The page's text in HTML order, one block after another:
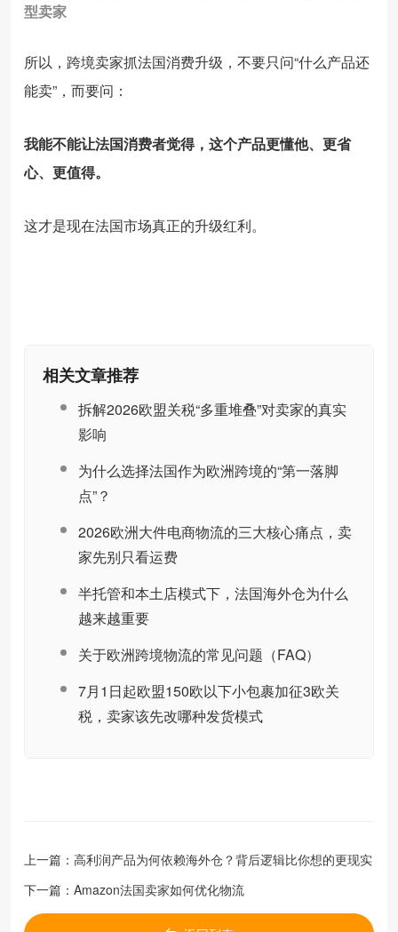
型卖家
所以，跨境卖家抓法国消费升级，不要只问“什么产品还
能卖”，而要问：
我能不能让法国消费者觉得，这个产品更懂他、更省
心、更值得。
这才是现在法国市场真正的升级红利。
相关文章推荐
拆解2026欧盟关税“多重堆叠”对卖家的真实
影响
为什么选择法国作为欧洲跨境的“第一落脚
点”？
2026欧洲大件电商物流的三大核心痛点，卖
家先别只看运费
半托管和本土店模式下，法国海外仓为什么
越来越重要
关于欧洲跨境物流的常见问题（FAQ）
7月1日起欧盟150欧以下小包裹加征3欧关
税，卖家该先改哪种发货模式
上一篇： 高利润产品为何依赖海外仓？背后逻辑比你想的更现实
下一篇： Amazon法国卖家如何优化物流